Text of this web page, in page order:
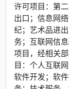
许可项目：第
出口；信息网
纪；艺术品进
务；互联网信
项目，经相关
目：个人互联
软件开发；软